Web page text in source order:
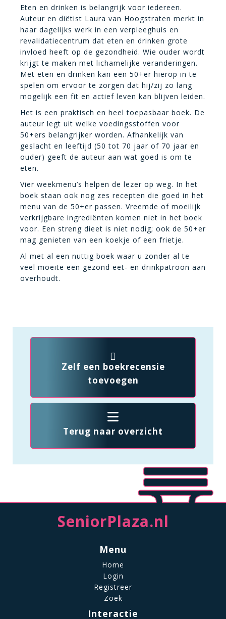
Eten en drinken is belangrijk voor iedereen.
Auteur en diëtist Laura van Hoogstraten merkt in
haar dagelijks werk in een verpleeghuis en
revalidatiecentrum dat eten en drinken grote
invloed heeft op de gezondheid. Wie ouder wordt
krijgt te maken met lichamelijke veranderingen.
Met eten en drinken kan een 50+er hierop in te
spelen om ervoor te zorgen dat hij/zij zo lang
mogelijk een fit en actief leven kan blijven leiden.
Het is een praktisch en heel toepasbaar boek. De
auteur legt uit welke voedingsstoffen voor
50+ers belangrijker worden. Afhankelijk van
geslacht en leeftijd (50 tot 70 jaar of 70 jaar en
ouder) geeft de auteur aan wat goed is om te
eten.
Vier weekmenu’s helpen de lezer op weg. In het
boek staan ook nog zes recepten die goed in het
menu van de 50+er passen. Vreemde of moeilijk
verkrijgbare ingrediënten komen niet in het boek
voor. Een streng dieet is niet nodig; ook de 50+er
mag genieten van een koekje of een frietje.
Al met al een nuttig boek waar u zonder al te
veel moeite een gezond eet- en drinkpatroon aan
overhoudt.
Zelf een boekrecensie
toevoegen
Terug naar overzicht
SeniorPlaza.nl
Menu
Home
Login
Registreer
Zoek
Interactie